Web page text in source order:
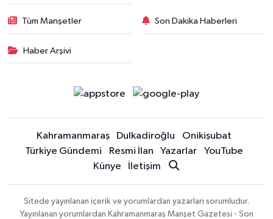
Tüm Manşetler Son Dakika Haberleri
Haber Arşivi
Kahramanmaraş Dulkadiroğlu
Onikişubat
Türkiye Gündemi
Resmi İlan Yazarlar
YouTube
Künye
İletişim
Sitede yayınlanan içerik ve yorumlardan yazarları sorumludur.
Yayınlanan yorumlardan Kahramanmaraş Manşet Gazetesi - Son